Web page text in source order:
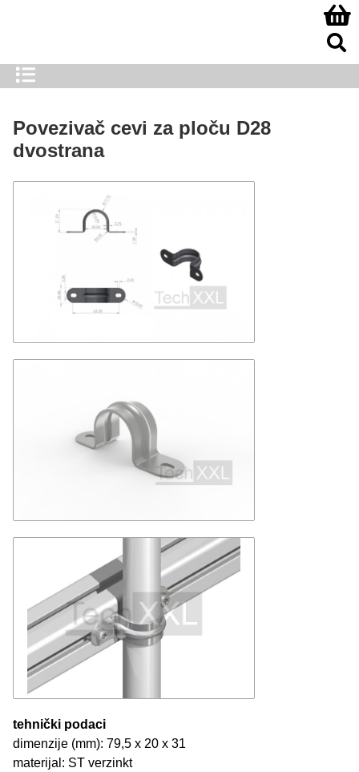
Povezivač cevi za ploču D28
dvostrana
tehnički podaci
dimenzije (mm): 79,5 x 20 x 31
materijal: ST verzinkt